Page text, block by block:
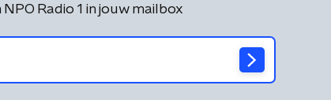
Radio 1 in jouw mailbox